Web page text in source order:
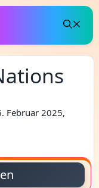
Februar 2025,